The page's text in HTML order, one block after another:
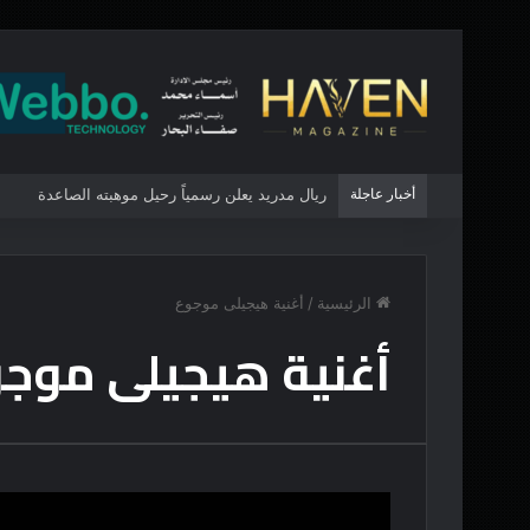
أخبار عاجلة ريال مدريد يعلن رسمياً رحيل موهبته الصاعدة
الرئيسية / أغنية هيجيلى موجوع
أغنية هيجيلى